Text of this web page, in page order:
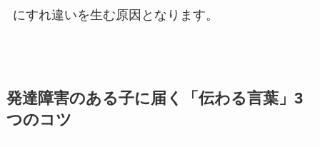
にすれ違いを生む原因となります。
発達障害のある子に届く「伝わる言葉」3
つのコツ